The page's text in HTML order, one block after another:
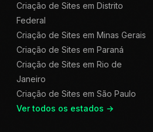
Criação de Sites emDistrito
Federal
Criação de Sites emMinas Gerais
Criação de Sites emParaná
Criação de Sites emRio de
Janeiro
Criação de Sites emSão Paulo
Ver todos os estados →